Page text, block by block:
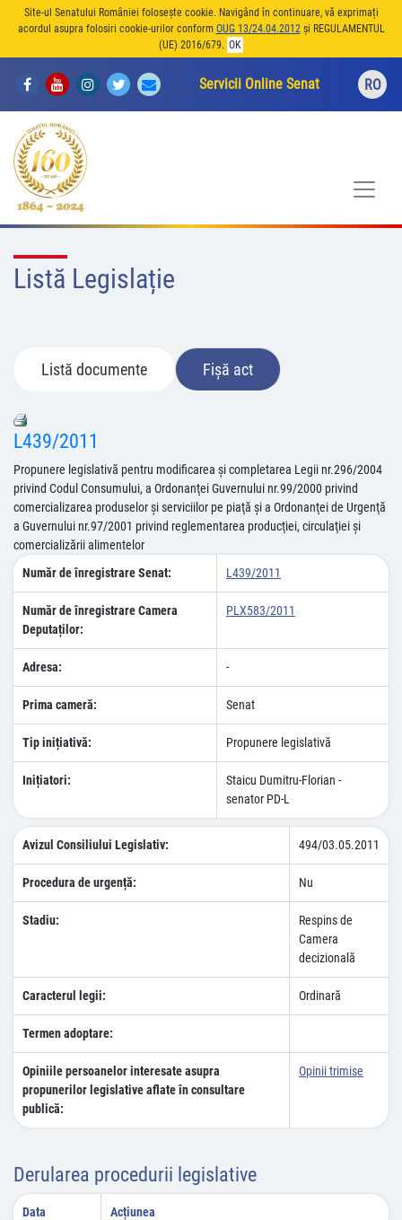
Site-ul Senatului României folosește cookie. Navigând în continuare, vă exprimați
acordul asupra folosiri cookie-urilor conform OUG 13/24.04.2012și REGULAMENTUL
(UE) 2016/679. OK
Servicii Online Senat RO
Listă Legislație
Listă documente Fișă act
L439/2011
Propunere legislativă pentru modificarea şi completarea Legii nr.296/2004
privind Codul Consumului, a Ordonanţei Guvernului nr.99/2000 privind
comercializarea produselor şi serviciilor pe piaţă şi a Ordonanţei de Urgenţă
a Guvernului nr.97/2001 privind reglementarea producţiei, circulaţiei şi
comercializării alimentelor
Număr de înregistrare Senat:
L439/2011
Număr de înregistrare Camera
Deputaților:
PLX583/2011
Adresa: -
Prima cameră: Senat
Tip inițiativă: Propunere legislativă
Inițiatori:
Staicu Dumitru-Florian -
senator PD-L
Avizul Consiliului Legislativ: 494/03.05.2011
Procedura de urgență: Nu
Stadiu:
Respins de
Camera
decizională
Caracterul legii: Ordinară
Termen adoptare:
Opiniile persoanelor interesate asupra
propunerilor legislative aflate în consultare
publică:
Opinii trimise
Derularea procedurii legislative
Data Acțiunea